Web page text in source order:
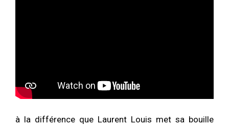
à la différence que Laurent Louis met sa bouille